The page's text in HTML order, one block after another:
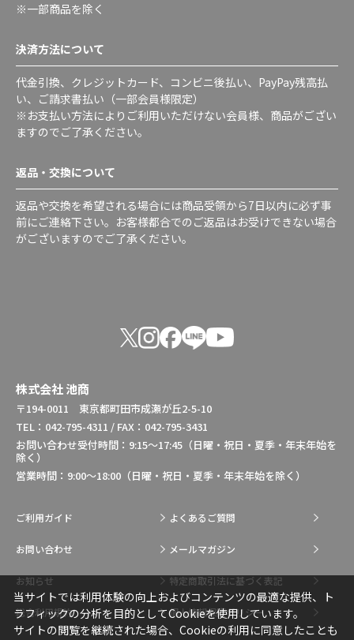
※一部商品を除く
決済方法について
代金引換、クレジットカード、コンビニ後払い、PayPay残高払
い、ご請求書払い（一部会員様限定）
※お支払い方法によりご利用いただけない会員様、商品がござい
ますのでご了承ください。
返品・交換について
返品や交換を希望される場合には商品受領から7日以内に必ず事
前にご連絡下さい。お客様都合でのご返品はお受けできない場合
がございますのでご了承ください。
株式会社 池商
〒194-0011 東京都町田市成瀬が丘2-5-10
TEL：042-795-4311 / FAX：042-795-3431
お問い合わせ受付時間：9:15～17:45（日曜・祝日・夏季・年末年始を
除く）
営業時間：9:00～18:00（日曜・祝日・夏季・年末年始を除く）
ご利用ガイド よくあるご質問
お問い合わせ メールマガジン
お知らせ 特定商取引法に基づく表記
総合利用規約 個人情報保護ポリシー
当サイトでは利用体験の向上およびコンテンツの最適な提供、ト
ラフィックの分析を目的としてCookieを使用しています。
サイトの閲覧を継続された場合、Cookieの利用に同意したことも